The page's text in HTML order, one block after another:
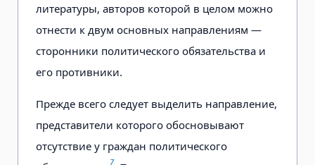
литературы, авторов которой в целом можно
отнести к двум основных направлениям —
сторонники политического обязательства и
его противники.
Прежде всего следует выделить направление,
представители которого обосновывают
отсутствие у граждан политического
7